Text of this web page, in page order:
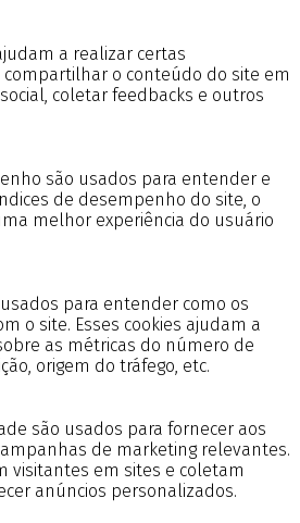
a realizar certas
o conteúdo do site em
coletar feedbacks e outros
são usados para entender e
de desempenho do site, o
melhor experiência do usuário
para entender como os
o site. Esses cookies ajudam a
as métricas do número de
origem do tráfego, etc.
são usados para fornecer aos
de marketing relevantes.
visitantes em sites e coletam
anúncios personalizados.